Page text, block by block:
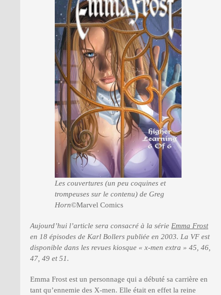
Les couvertures (un peu coquines et
trompeuses sur le contenu) de Greg
Horn©Marvel Comics
Aujourd’hui l’article sera consacré à la série Emma Frost
en 18 épisodes de Karl Bollers publiée en 2003. La VF est
disponible dans les revues kiosque « x-men extra » 45, 46,
47, 49 et 51.
Emma Frost est un personnage qui a débuté sa carrière en
tant qu’ennemie des X-men. Elle était en effet la reine